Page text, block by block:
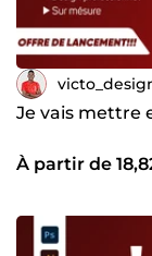
Je vais mettre
À partir de